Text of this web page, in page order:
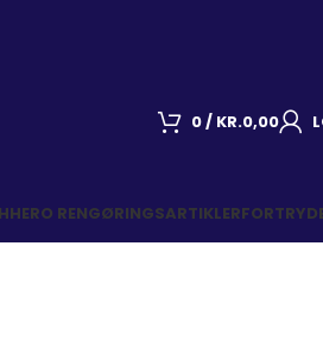
0/ KR.0,00
RENGØRINGSARTIKLER